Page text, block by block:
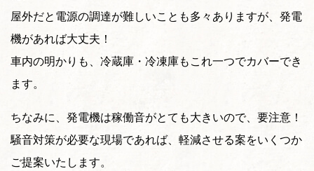
屋外だと電源の調達が難しいことも多々ありますが、発電
機があれば大丈夫！
車内の明かりも、冷蔵庫・冷凍庫もこれ一つでカバーでき
ます。
ちなみに、発電機は稼働音がとても大きいので、要注意！
騒音対策が必要な現場であれば、軽減させる案をいくつか
ご提案いたします。